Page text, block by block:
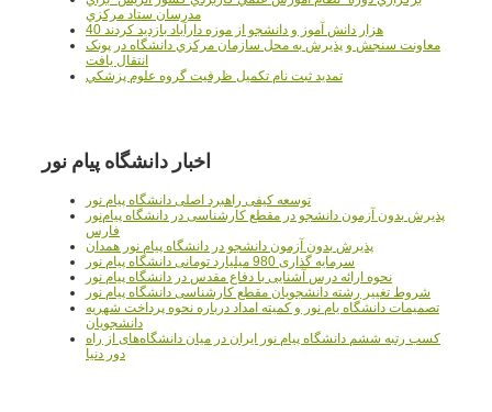
مدرسان ستاد مرکزي
40 هزار دانش آموز و دانشجو از موزه دارآباد بازديد کردند
معاونت سنجش و پذيرش به محل سازمان مرکزي دانشگاه در پونک
انتقال يافت
تمديد ثبت نام تکميل ظرفيت گروه علوم پزشکي
اخبار دانشگاه پیام نور
توسعه کیفی راهبرد اصلی دانشگاه پیام نور
پذیرش بدون آزمون دانشجو در مقطع کارشناسی در دانشگاه پیام‌نور
فارس
پذیرش بدون آزمون دانشجو در دانشگاه پیام نور همدان
سرمایه گذاری 980 میلیارد تومانی دانشگاه پیام نور
نحوه ارائه درس آشنایی با دفاع مقدس در دانشگاه پیام نور
شروط تغییر رشته دانشجویان مقطع کارشناسی دانشگاه پیام نور
تصمیمات دانشگاه یام نور و کمیته امداد درباره نحوه پرداخت شهریه
دانشجویان
کسب رتبه ششم دانشگاه پیام نور ایران در میان دانشگاه‌های از راه
دور دنیا